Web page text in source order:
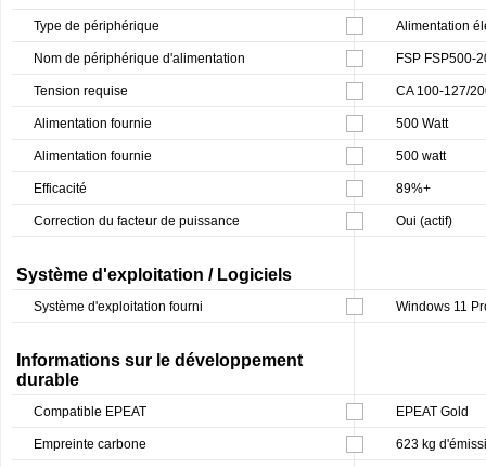
Type de périphérique Alimentation
Nom de périphérique d'alimentation FSP FSP500-
Tension requise CA 100-127/
Alimentation fournie 500 Watt
Alimentation fournie 500 watt
Efficacité 89%+
Correction du facteur de puissance Oui (actif)
Système d'exploitation / Logiciels
Système d'exploitation fourni Windows 11
Informations sur le développement
durable
Compatible EPEAT EPEAT Gold
Empreinte carbone 623 kg